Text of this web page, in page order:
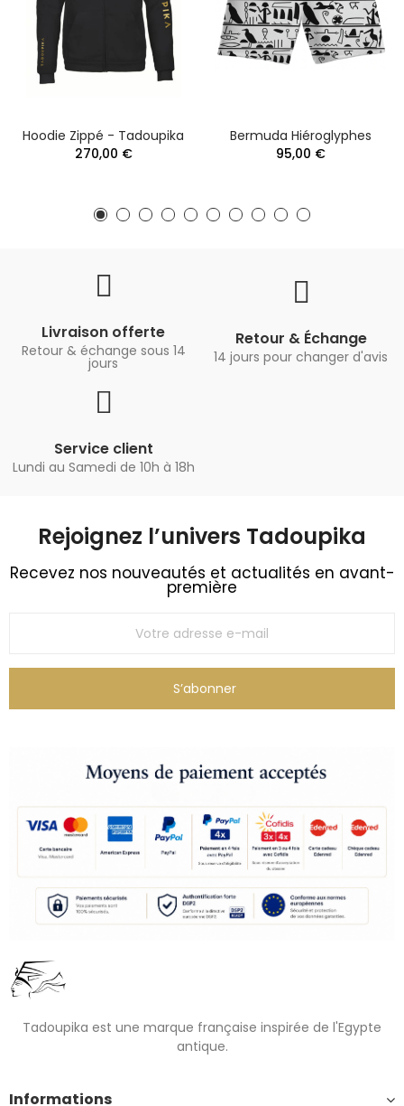
Hoodie Zippé - Tadoupika
270,00 €
Bermuda Hiéroglyphes
95,00 €
Livraison offerte
Retour & échange sous 14
jours
Retour & Échange
14 jours pour changer d'avis
Service client
Lundi au Samedi de 10h à 18h
Rejoignez l’univers Tadoupika​
Recevez nos nouveautés et actualités en avant-
première
S’abonner
Tadoupika est une marque française inspirée de l'Egypte
antique.
Informations